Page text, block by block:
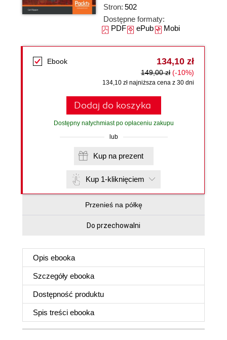
Stron: 502
Dostępne formaty:
PDFePubMobi
Ebook 134,10 zł
149,00 zł (-10%)
134,10 zł najniższa cena z 30 dni
Dodaj do koszyka
Dostępny natychmiast po opłaceniu zakupu
lub
Kup na prezent
Kup 1-kliknięciem
Przenieś na półkę
Do przechowalni
Opis ebooka
Szczegóły ebooka
Dostępność produktu
Spis treści ebooka